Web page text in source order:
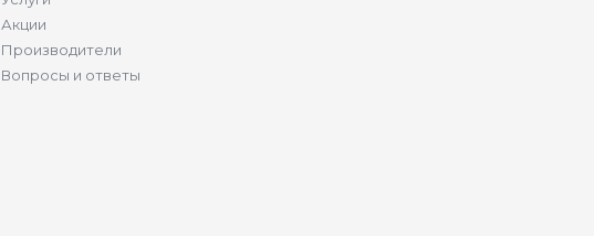
Акции
Производители
Вопросы и ответы